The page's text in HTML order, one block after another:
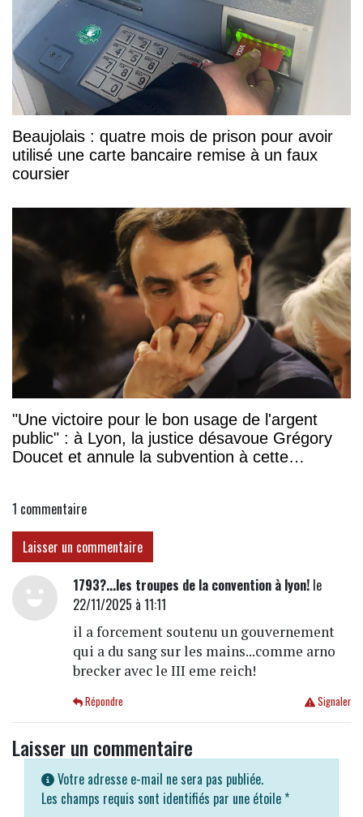
Beaujolais : quatre mois de prison pour avoir
utilisé une carte bancaire remise à un faux
coursier
"Une victoire pour le bon usage de l'argent
public" : à Lyon, la justice désavoue Grégory
Doucet et annule la subvention à cette
1 commentaire
Laisser un commentaire
1793?...les troupes de la convention à lyon!le
22/11/2025 à 11:11
il a forcement soutenu un gouvernement
qui a du sang sur les mains...comme arno
brecker avec le III eme reich!
Signaler
Répondre
Laisser un commentaire
Votre adresse e-mail ne sera pas publiée.
Les champs requis sont identifiés par une étoile *